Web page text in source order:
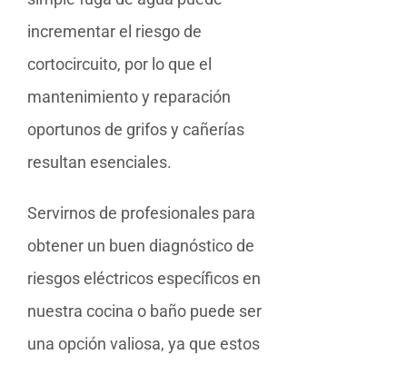
incrementar el riesgo de
cortocircuito, por lo que el
mantenimiento y reparación
oportunos de grifos y cañerías
resultan esenciales.
Servirnos de profesionales para
obtener un buen diagnóstico de
riesgos eléctricos específicos en
nuestra cocina o baño puede ser
una opción valiosa, ya que estos